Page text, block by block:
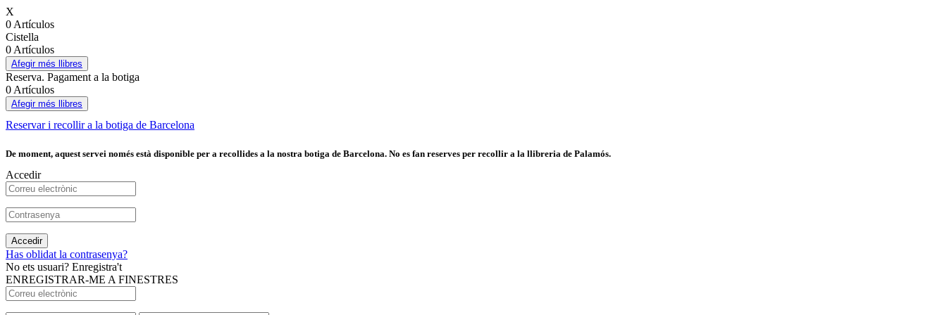
X
0 Artículos
Cistella
0 Artículos
Afegir més llibres
Reserva. Pagament a la botiga
0 Artículos
Afegir més llibres
Reservar i recollir a la botiga de Barcelona
De moment, aquest servei només està disponible per a recollides a la nostra botiga de Barcelona. No es fan reserves per recollir a la llibreria de Palamós.
Accedir
Accedir
Has oblidat la contrasenya?
No ets usuari? Enregistra't
ENREGISTRAR-ME A FINESTRES